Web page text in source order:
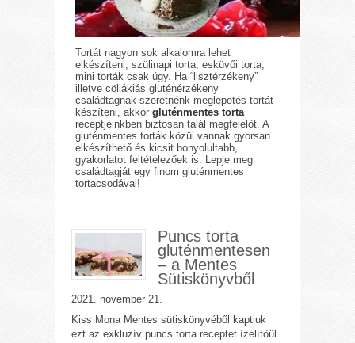
Tortát nagyon sok alkalomra lehet
elkészíteni, szülinapi torta, esküvői torta,
mini torták csak úgy. Ha “lisztérzékeny”
illetve cöliákiás gluténérzékeny
családtagnak szeretnénk meglepetés tortát
készíteni, akkorgluténmentes torta
receptjeinkben biztosan talál megfelelőt. A
gluténmentes torták közül vannak gyorsan
elkészíthető és kicsit bonyolultabb,
gyakorlatot feltételezőek is. Lepje meg
családtagját egy finom gluténmentes
tortacsodával!
Puncs torta
gluténmentesen
– a Mentes
Sütiskönyvből
2021. november 21.
Kiss Mona Mentes sütiskönyvéből kaptiuk
ezt az exkluzív puncs torta receptet ízelítőül.